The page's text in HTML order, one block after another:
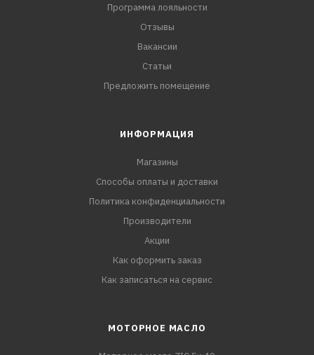
Программа лояльности
Отзывы
Вакансии
Статьи
Предложить помещение
ИНФОРМАЦИЯ
Магазины
Способы оплаты и доставки
Политика конфиденциальности
Производители
Акции
Как оформить заказ
Как записаться на сервис
МОТОРНОЕ МАСЛО